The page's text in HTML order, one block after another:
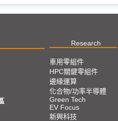
Research
車用零組件
HPC關鍵零組件
邊緣運算
化合物/功率半導體
Green Tech
EV Focus
新興科技